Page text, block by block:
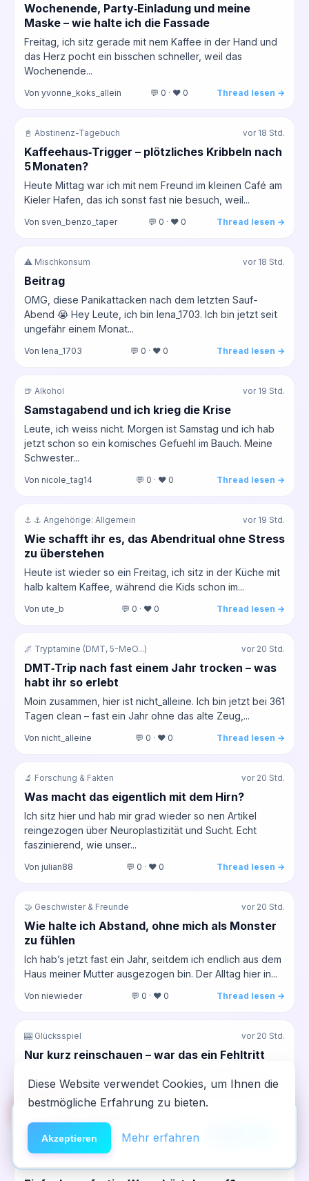
Wochenende, Party‑Einladung und meine
Maske – wie halte ich die Fassade
Freitag, ich sitz gerade mit nem Kaffee in der Hand und
das Herz pocht ein bisschen schneller, weil das
Wochenende...
Von yvonne_koks_allein 💬 0 · ❤️ 0 Thread lesen →
📓 Abstinenz-Tagebuch vor 18 Std.
Kaffeehaus‑Trigger – plötzliches Kribbeln nach
5 Monaten?
Heute Mittag war ich mit nem Freund im kleinen Café am
Kieler Hafen, das ich sonst fast nie besuch, weil...
Von sven_benzo_taper 💬 0 · ❤️ 0 Thread lesen →
⚠️ Mischkonsum vor 18 Std.
Beitrag
OMG, diese Panikattacken nach dem letzten Sauf-
Abend 😭 Hey Leute, ich bin lena_1703. Ich bin jetzt seit
ungefähr einem Monat...
Von lena_1703 💬 0 · ❤️ 0 Thread lesen →
🍺 Alkohol vor 19 Std.
Samstagabend und ich krieg die Krise
Leute, ich weiss nicht. Morgen ist Samstag und ich hab
jetzt schon so ein komisches Gefuehl im Bauch. Meine
Schwester...
Von nicole_tag14 💬 0 · ❤️ 0 Thread lesen →
⚓ ⚓ Angehörige: Allgemein vor 19 Std.
Wie schafft ihr es, das Abendritual ohne Stress
zu überstehen
Heute ist wieder so ein Freitag, ich sitz in der Küche mit
halb kaltem Kaffee, während die Kids schon im...
Von ute_b 💬 0 · ❤️ 0 Thread lesen →
🌌 Tryptamine (DMT, 5-MeO...) vor 20 Std.
DMT‑Trip nach fast einem Jahr trocken – was
habt ihr so erlebt
Moin zusammen, hier ist nicht_alleine. Ich bin jetzt bei 361
Tagen clean – fast ein Jahr ohne das alte Zeug,...
Von nicht_alleine 💬 0 · ❤️ 0 Thread lesen →
🔬 Forschung & Fakten vor 20 Std.
Was macht das eigentlich mit dem Hirn?
Ich sitz hier und hab mir grad wieder so nen Artikel
reingezogen über Neuroplastizität und Sucht. Echt
faszinierend, wie unser...
Von julian88 💬 0 · ❤️ 0 Thread lesen →
🤝 Geschwister & Freunde vor 20 Std.
Wie halte ich Abstand, ohne mich als Monster
zu fühlen
Ich hab’s jetzt fast ein Jahr, seitdem ich endlich aus dem
Haus meiner Mutter ausgezogen bin. Der Alltag hier in...
Von niewieder 💬 0 · ❤️ 0 Thread lesen →
🎰 Glücksspiel vor 20 Std.
Nur kurz reinschauen – war das ein Fehltritt
Pause und überleg, ob ich heute nach Feierabend noch
kurz...
Von neuanfang7
🆘Hilfe
NeelixberliN auf dem Homescreen —
wie eine echte App.
Diese Website verwendet Cookies, um Ihnen die
bestmögliche Erfahrung zu bieten.
Akzeptieren Mehr erfahren